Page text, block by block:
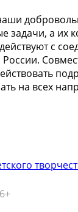
задачи, а их
с
на всех